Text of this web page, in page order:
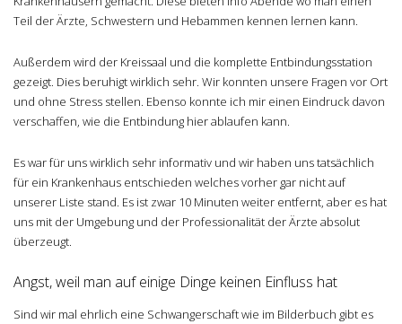
Teil der Ärzte, Schwestern und Hebammen kennen lernen kann.
Außerdem wird der Kreissaal und die komplette Entbindungsstation
gezeigt. Dies beruhigt wirklich sehr. Wir konnten unsere Fragen vor Ort
und ohne Stress stellen. Ebenso konnte ich mir einen Eindruck davon
verschaffen, wie die Entbindung hier ablaufen kann.
Es war für uns wirklich sehr informativ und wir haben uns tatsächlich
für ein Krankenhaus entschieden welches vorher gar nicht auf
unserer Liste stand. Es ist zwar 10 Minuten weiter entfernt, aber es hat
uns mit der Umgebung und der Professionalität der Ärzte absolut
überzeugt.
Angst, weil man auf einige Dinge keinen Einfluss hat
Sind wir mal ehrlich eine Schwangerschaft wie im Bilderbuch gibt es